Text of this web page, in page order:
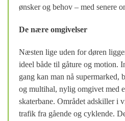
ønsker og behov – med senere
De nære omgivelser
Næsten lige uden for døren
ideel både til gåture og motion.
gang kan man nå supermarked,
og multihal, nylig omgivet med
skaterbane. Området adskiller i
trafik fra gående og cyklende.